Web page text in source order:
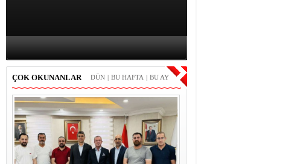
ÇOK OKUNANLAR BU AY
|
BU HAFTA
|
DÜN